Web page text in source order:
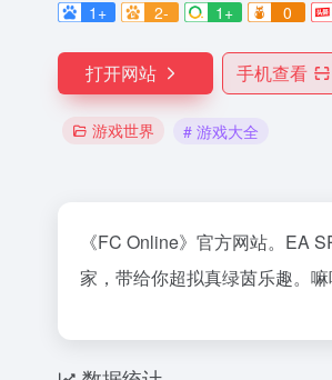
1+
2- 1+ 0
打开网站 手机查看
游戏世界 # 游戏大全
《FC Online》官方网站。EA
家，带给你超拟真绿茵乐趣。